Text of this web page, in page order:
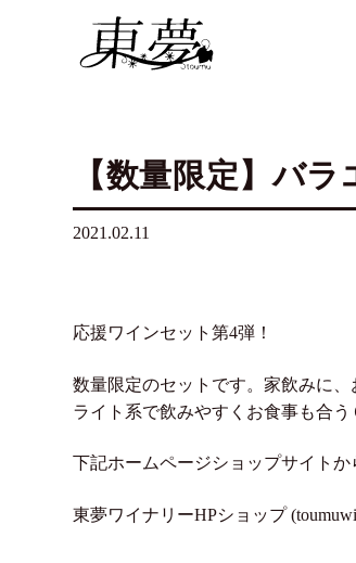
【数量限定】バ
2021.02.11
応援ワインセット第4弾！
数量限定のセットです。家飲みに、
ライト系で飲みやすくお食事も合
下記ホームページショップサイトか
東夢ワイナリーHPショップ